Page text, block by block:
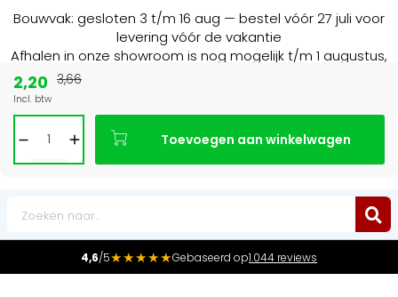
Bouwvak: gesloten 3 t/m 16 aug — bestel vóór 27 juli voor
levering vóór de vakantie
Afhalen in onze showroom is nog mogelijk t/m 1 augustus,
4,6/5★★★★★Gebaseerd op1.044 reviews
2,20
Incl. btw
3,66
Toevoegen aan winkelwagen